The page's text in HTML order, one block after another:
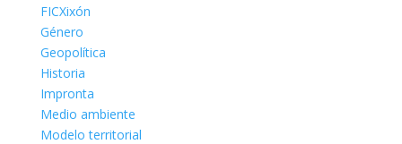
FICXixón
Género
Geopolítica
Historia
Impronta
Medio ambiente
Modelo territorial